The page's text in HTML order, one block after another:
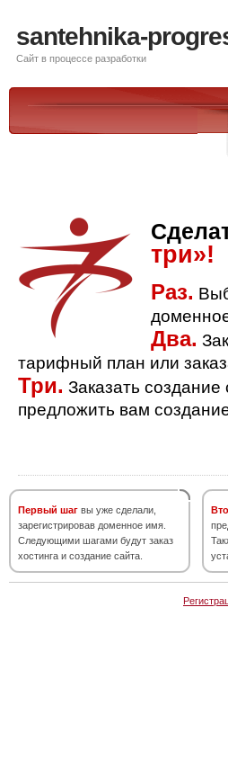
santehnika-
Сайт в процессе разработки
три»!
Раз.
Два.
тарифный план или
Три. Заказать
предложить вам
Первый шаг вы уже сделали,
зарегистрировав доменное имя.
Следующими шагами будут заказ
хостинга и создание сайта.